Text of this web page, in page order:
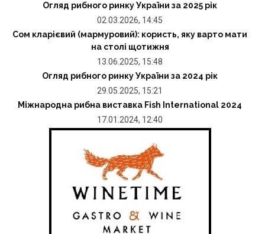
Огляд рибного ринку України за 2025 рік
02.03.2026, 14:45
Сом кларієвий (мармуровий): користь, яку варто мати
на столі щотижня
13.06.2025, 15:48
Огляд рибного ринку України за 2024 рік
29.05.2025, 15:21
Міжнародна рибна виставка Fish International 2024
17.01.2024, 12:40